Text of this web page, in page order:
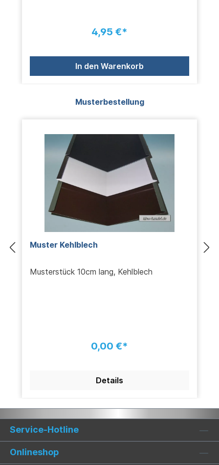
4,95 €*
In den Warenkorb
Produktgalerie überspringen
Musterbestellung
Muster Kehlblech
Musterstück 10cm lang, Kehlblech
0,00 €*
Details
Service-Hotline
Onlineshop